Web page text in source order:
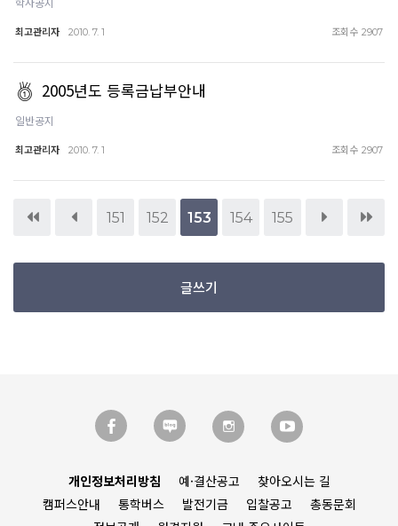
최고관리자 2010. 7. 1 조회수 2907
2005년도 등록금납부안내
일반공지
최고관리자 2010. 7. 1 조회수 2907
151 152 153 154 155
글쓰기
개인정보처리방침 예·결산공고
찾아오시는 길
캠퍼스안내
통학버스 발전기금 입찰공고
총동문회